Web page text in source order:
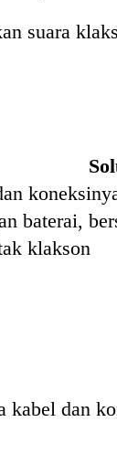
suara
baterai,
klakson
dan